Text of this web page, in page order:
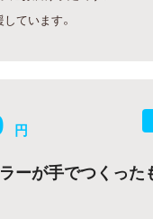
ています。
円
ーが手でつくった